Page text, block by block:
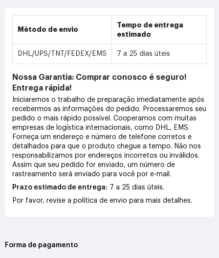
Método de envio
Tempo de entrega
estimado
DHL/UPS/TNT/FEDEX/EMS 7 a 25 dias úteis
Nossa Garantia: Comprar conosco é seguro!
Entrega rápida!
Iniciaremos o trabalho de preparação imediatamente após
recebermos as informações do pedido. Processaremos seu
pedido o mais rápido possível. Cooperamos com muitas
empresas de logística internacionais, como DHL, EMS.
Forneça um endereço e número de telefone corretos e
detalhados para que o produto chegue a tempo. Não nos
responsabilizamos por endereços incorretos ou inválidos.
Assim que seu pedido for enviado, um número de
rastreamento será enviado para você por e-mail.
Prazo estimado de entrega: 7 a 25 dias úteis.
Por favor, revise a política de envio para mais detalhes.
Forma de pagamento